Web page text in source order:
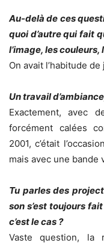
Au-delà de ces
quoi d’autre qui fait
l’image, les couleurs,
On avait l’habitude
Un travail
Exactement, avec
forcément calées
2001, c’était
mais avec une
Tu parles des
son s’est toujours
c’est le cas ?
Vaste question, la